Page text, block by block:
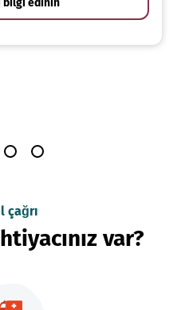
bilgi edinin
çağrı
var?